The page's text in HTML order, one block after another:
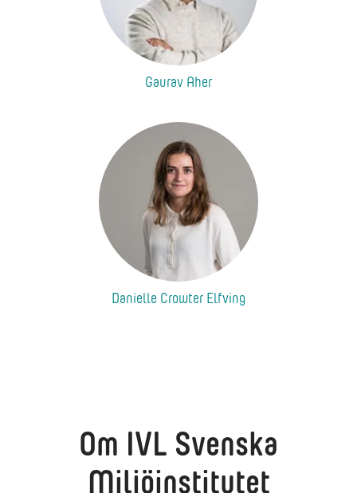
Gaurav Aher
Danielle Crowter Elfving
Om IVL Svenska
Miljöinstitutet